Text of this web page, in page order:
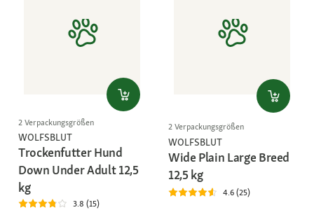
2 Verpackungsgrößen
WOLFSBLUT
Trockenfutter Hund
Down Under Adult 12,5
kg
3.8 (15)
2 Verpackungsgrößen
WOLFSBLUT
Wide Plain Large Breed
12,5 kg
4.6 (25)